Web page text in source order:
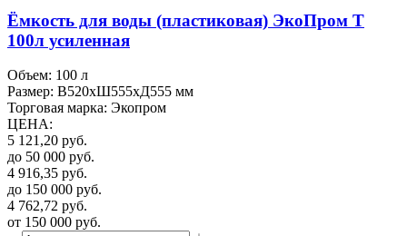
Ёмкость для воды (пластиковая) ЭкоПром T
100л усиленная
Объем: 100 л
Размер: В520хШ555хД555 мм
Торговая марка: Экопром
ЦЕНА:
5 121,20 руб.
до 50 000 руб.
4 916,35 руб.
до 150 000 руб.
4 762,72 руб.
от 150 000 руб.